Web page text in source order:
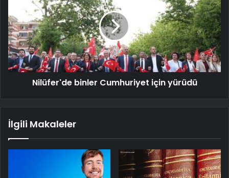
Nilüfer'de binler Cumhuriyet için yürüdü
İlgili Makaleler